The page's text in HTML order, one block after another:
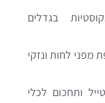
בגדלים
מפני לחות ונזקי
ותחכום לכלי